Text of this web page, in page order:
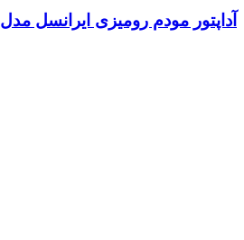
آداپتور مودم رومیزی ایرانسل مدل TF-i60